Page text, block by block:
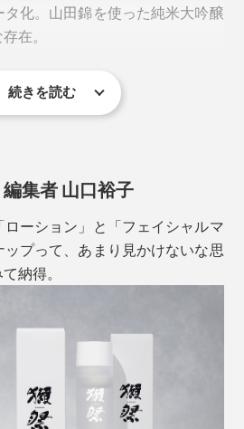
とり潤う。ローションでこの使
ア。
液）としても機能するので、パッ
アの前に使うのもおすすめ。美容
きをします。
化。山田錦を使った純米大吟醸
在。
ムとも相まって、今や人気もグロ
続きを読む
編集者 山口裕子
ーション」と「フェイシャルマ
プって、あまり見かけないな思
納得。